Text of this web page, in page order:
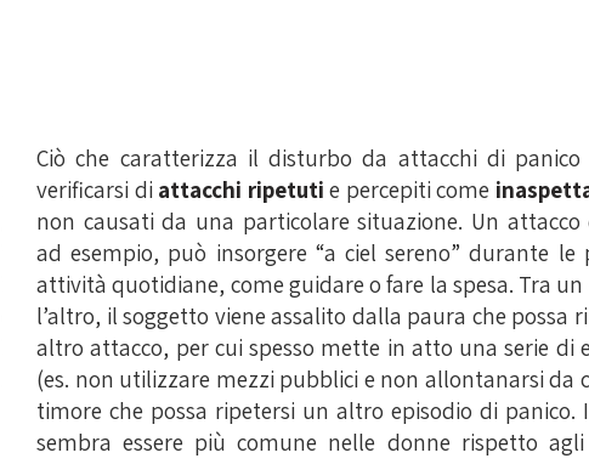
Ciò che caratterizza il disturbo da attacchi di panico
verificarsi di attacchi ripetuti e percepiti come
non causati da una particolare situazione. Un attacco
ad esempio, può insorgere “a ciel sereno” durante le
attività quotidiane, come guidare o fare la spesa. Tra un
l’altro, il soggetto viene assalito dalla paura che possa
altro attacco, per cui spesso mette in atto una serie di
(es. non utilizzare mezzi pubblici e non allontanarsi da
timore che possa ripetersi un altro episodio di panico.
sembra essere più comune nelle donne rispetto